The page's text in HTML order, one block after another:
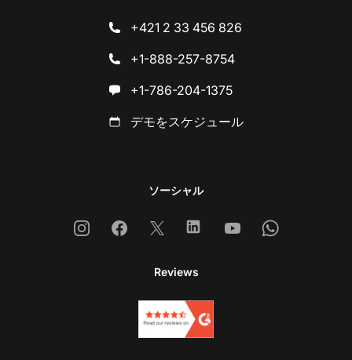
+421 2 33 456 826
+1-888-257-8754
+1-786-204-1375
デモをスケジュール
ソーシャル
InstagramFacebook
X LinkedinYoutubeWhatsapp
Reviews